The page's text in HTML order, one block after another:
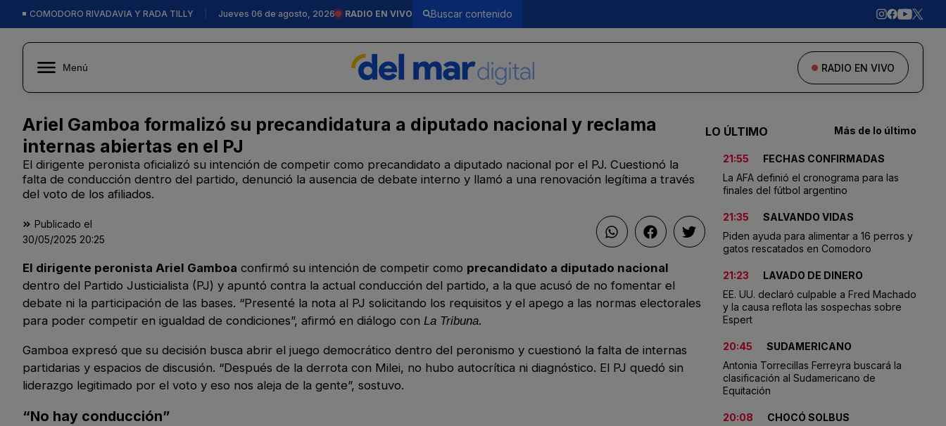
COMODORO RIVADAVIA Y RADA TILLY Jueves 06 de agosto, 2026 RADIO EN VIVO
Menú RADIO EN VIVO
Ariel Gamboa formalizó su precandidatura a diputado nacional y reclama
internas abiertas en el PJ
El dirigente peronista oficializó su intención de competir como precandidato a diputado nacional por el PJ. Cuestionó la
falta de conducción dentro del partido, denunció la ausencia de debate interno y llamó a una renovación legítima a través
del voto de los afiliados.
Publicado el
30/05/2025 20:25
El dirigente peronista Ariel Gamboa confirmó su intención de competir como precandidato a diputado nacional
dentro del Partido Justicialista (PJ) y apuntó contra la actual conducción del partido, a la que acusó de no fomentar el
debate ni la participación de las bases. “Presenté la nota al PJ solicitando los requisitos y el apego a las normas electorales
para poder competir en igualdad de condiciones”, afirmó en diálogo con La Tribuna.
Gamboa expresó que su decisión busca abrir el juego democrático dentro del peronismo y cuestionó la falta de internas
partidarias y espacios de discusión. “Después de la derrota con Milei, no hubo autocrítica ni diagnóstico. El PJ quedó sin
liderazgo legitimado por el voto y eso nos aleja de la gente”, sostuvo.
“No hay conducción”
LO ÚLTIMO Más de lo último
21:55
FECHAS CONFIRMADAS
La AFA definió el cronograma para las
finales del fútbol argentino
21:35
SALVANDO VIDAS
Piden ayuda para alimentar a 16 perros y
gatos rescatados en Comodoro
21:23
LAVADO DE DINERO
EE. UU. declaró culpable a Fred Machado
y la causa reflota las sospechas sobre
Espert
20:45
SUDAMERICANO
Antonia Torrecillas Ferreyra buscará la
clasificación al Sudamericano de
Equitación
20:08
CHOCÓ SOLBUS